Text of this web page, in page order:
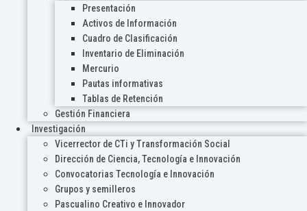
Presentación
Activos de Información
Cuadro de Clasificación
Inventario de Eliminación
Mercurio
Pautas informativas
Tablas de Retención
Gestión Financiera
Investigación
Vicerrector de CTi y Transformación Social
Dirección de Ciencia, Tecnología e Innovación
Convocatorias Tecnología e Innovación
Grupos y semilleros
Pascualino Creativo e Innovador